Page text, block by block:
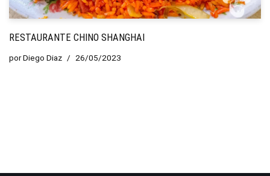
RESTAURANTE CHINO SHANGHAI
porDiego Diaz 26/05/2023